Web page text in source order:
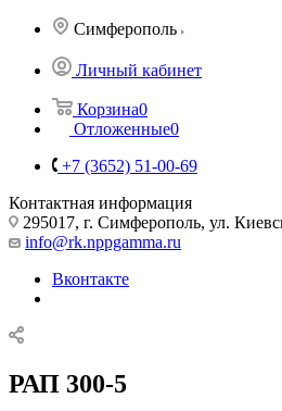
Симферополь
Личный кабинет
Корзина0
Отложенные0
+7 (3652) 51-00-69
Контактная информация
295017, г. Симферополь, ул.
info@rk.nppgamma.ru
Вконтакте
РАП 300-5